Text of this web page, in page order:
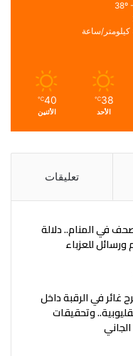
38
℃
الأحد
40
℃
الأثنين
تعليقات
في المنام.. دلالة
ورسائل للعزباء
غائر في الرقبة داخل
وتحقيقات